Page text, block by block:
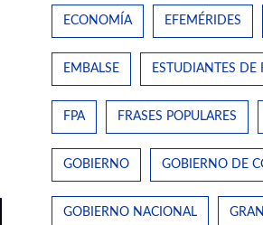
ECONOMÍA EFEMÉRIDES
EMBALSE ESTUDIANTES DE
FPA FRASES POPULARES
GOBIERNO GOBIERNO DE
GOBIERNO NACIONAL